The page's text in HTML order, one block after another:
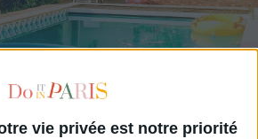
vie privée est notre priorité
AIRBNB DE LA PISCINE AUTOUR DE PARIS ?